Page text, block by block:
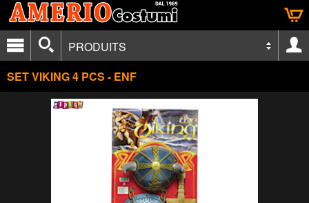
PRODUITS
SET VIKING 4 PCS - ENF